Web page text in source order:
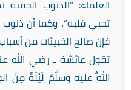
العلماء: “الذنوب الخفية
تحيي قلبه”، وكما أن ذنوب
فإن صالح الخبيئات من
تقول عائشة ـ رضي الله
اللَّهُ عليه وسلَّمَ لَيْلَةً